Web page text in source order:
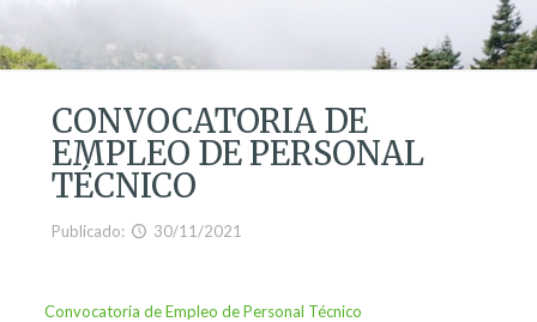
CONVOCATORIA DE
EMPLEO DE PERSONAL
TÉCNICO
Publicado: 30/11/2021
Convocatoria de Empleo de Personal Técnico